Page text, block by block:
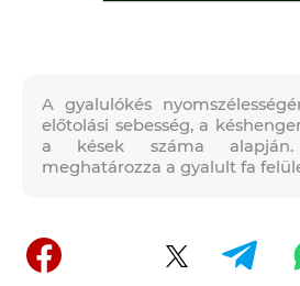
A gyalulókés
előtolási sebesség, a
a kések száma
meghatározza a gyalult fa